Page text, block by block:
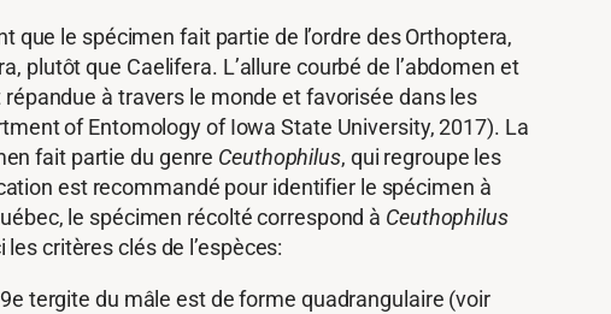
le spécimen fait partie de l’ordre des Orthoptera,
plutôt que Caelifera. L’allure courbé de l’abdomen et
à travers le monde et favorisée dans les
of Entomology of Iowa State University, 2017). La
fait partie du genre Ceuthophilus, qui regroupe les
est recommandé pour identifier le spécimen à
le spécimen récolté correspond à Ceuthophilus
critères clés de l’espèces:
tergite du mâle est de forme quadrangulaire (voir